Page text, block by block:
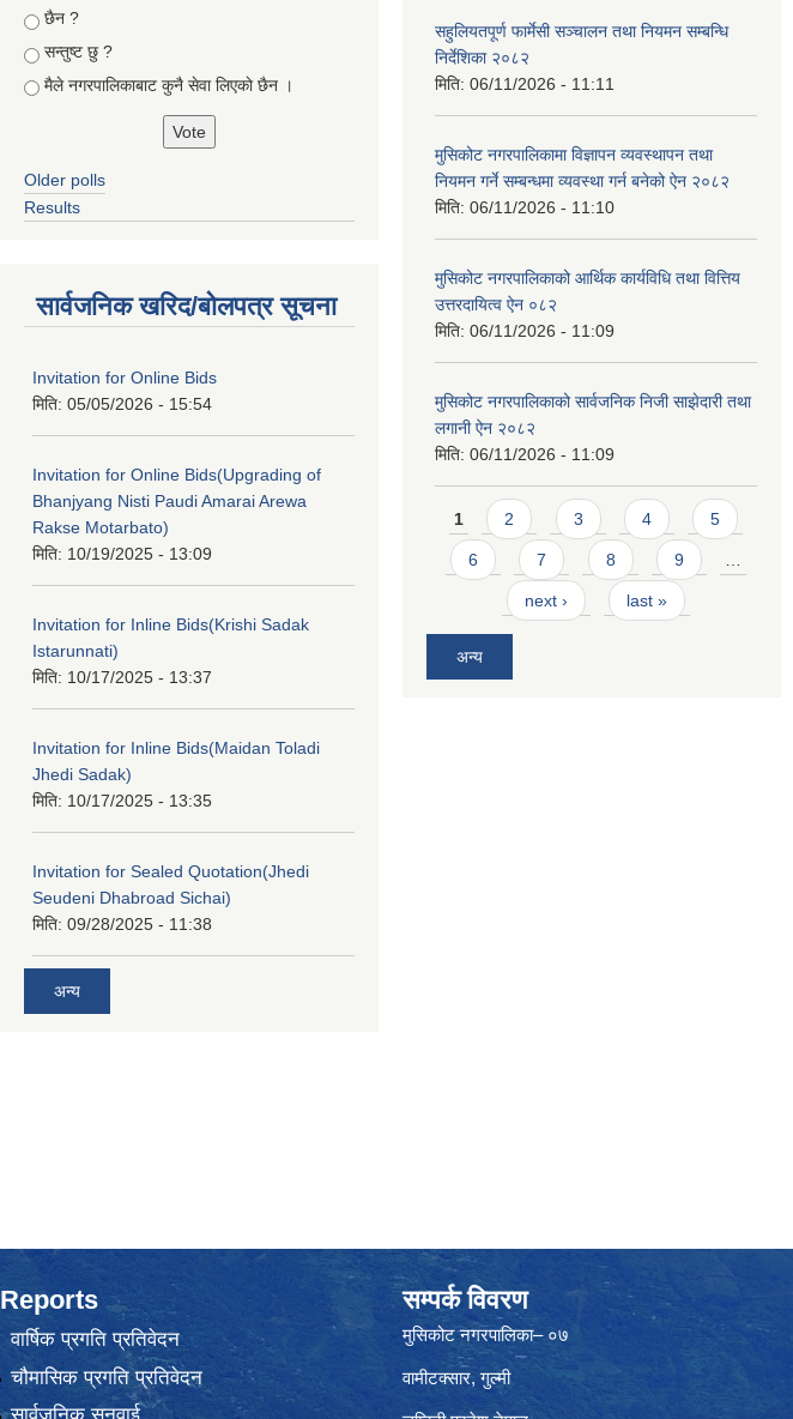
छैन ?
सन्तुष्ट छु ?
मैले नगरपालिकाबाट कुनै सेवा लिएकाे छैन ।
Older polls
Results
सार्वजनिक खरिद/बोलपत्र सूचना
Invitation for Online Bids
मिति: 05/05/2026 - 15:54
Invitation for Online Bids(Upgrading of
Bhanjyang Nisti Paudi Amarai Arewa
Rakse Motarbato)
मिति: 10/19/2025 - 13:09
Invitation for Inline Bids(Krishi Sadak
Istarunnati)
मिति: 10/17/2025 - 13:37
Invitation for Inline Bids(Maidan Toladi
Jhedi Sadak)
मिति: 10/17/2025 - 13:35
Invitation for Sealed Quotation(Jhedi
Seudeni Dhabroad Sichai)
मिति: 09/28/2025 - 11:38
अन्य
सहुलियतपूर्ण फार्मेसी सञ्चालन तथा नियमन सम्बन्धि
निर्देशिका २०८२
मिति: 06/11/2026 - 11:11
मुसिकोट नगरपालिकामा विज्ञापन व्यवस्थापन तथा
नियमन गर्ने सम्बन्धमा व्यवस्था गर्न बनेको ऐन २०८२
मिति: 06/11/2026 - 11:10
मुसिकोट नगरपालिकाको आर्थिक कार्यविधि तथा वित्तिय
उत्तरदायित्व ऐन ०८२
मिति: 06/11/2026 - 11:09
मुसिकोट नगरपालिकाको सार्वजनिक निजी साझेदारी तथा
लगानी ऐन २०८२
मिति: 06/11/2026 - 11:09
Pages
1 2 3 4 5
6 7 8 9 …
next › last »
अन्य
Reports
वार्षिक प्रगति प्रतिवेदन
चौमासिक प्रगति प्रतिवेदन
सम्पर्क विवरण
मुसिकोट नगरपालिका– ०७
वामीटक्सार, गुल्मी